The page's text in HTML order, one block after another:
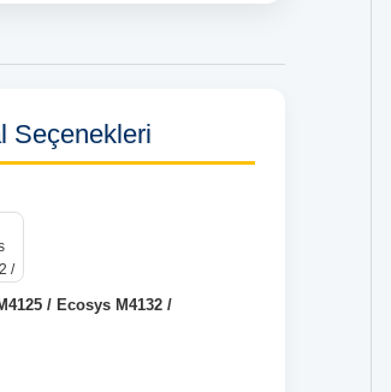
Seçenekleri
/ Ecosys M4132 /